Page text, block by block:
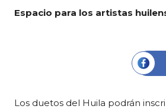
Espacio para los artistas
Los duetos del Huila podrán